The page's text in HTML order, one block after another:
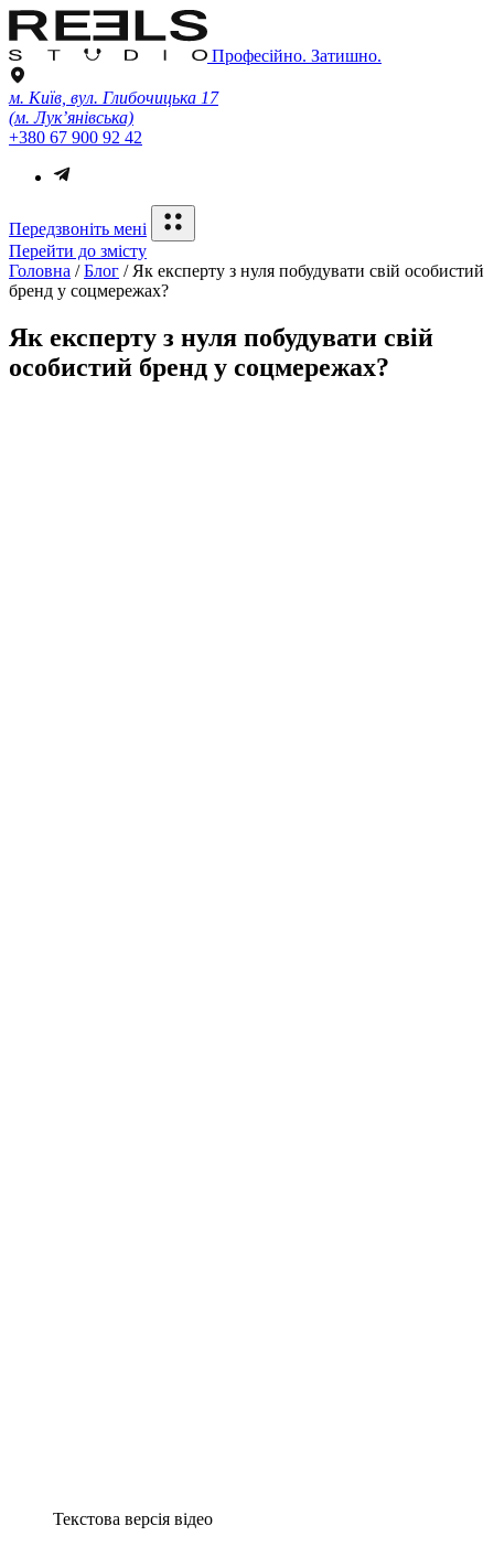
Професійно. Затишно.
м. Київ, вул. Глибочицька 17
(м. Лук’янівська)
+380 67 900 92 42
Передзвоніть мені
Перейти до змісту
Головна / Блог / Як експерту з нуля побудувати свій особистий
бренд у соцмережах?
Як експерту з нуля побудувати свій
особистий бренд у соцмережах?
Текстова версія відео